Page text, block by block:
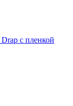
с пленкой